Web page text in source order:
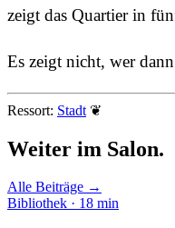
zeigt das Quartier in
Es zeigt nicht, wer
Ressort: Stadt ❦
Weiter im Salon.
Alle Beiträge →
Bibliothek · 18 min